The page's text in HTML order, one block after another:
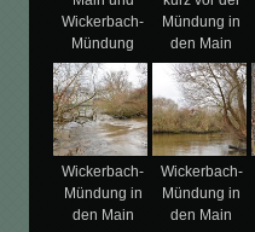
Wickerbach-
Mündung
Mündung in
den Main
Wickerbach-
Mündung in
den Main
Wickerbach-
Mündung in
den Main